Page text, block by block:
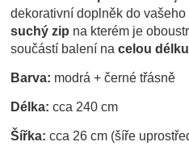
dekorativní doplněk do
suchý zip na kterém je
součástí balení nacelou
Barva: modrá + černé třásně
Délka:cca 240 cm
Šířka: cca 26 cm (šíře